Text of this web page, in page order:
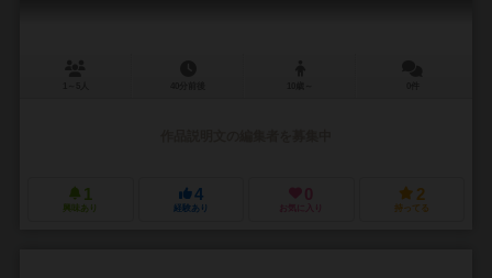
1
興味あり
4
経験あり
0
お気に入り
2
持ってる